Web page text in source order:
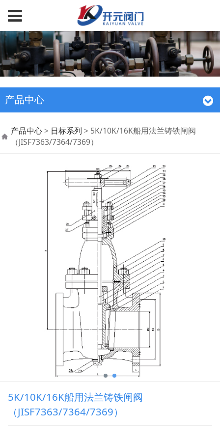
产品中心
5K/10K/16K船用法兰铸
（JISF7363/7364/
产品中心> 日标系列 > 5K/10K/16K船用法兰铸铁闸阀
（JISF7363/7364/7369）
5K/10K/16K船用法兰铸铁闸阀
（JISF7363/7364/7369）